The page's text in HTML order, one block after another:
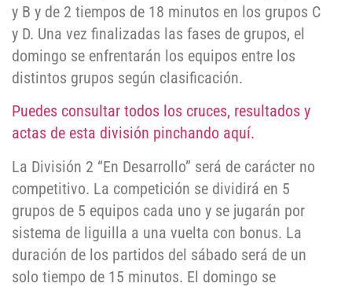
y B y de 2 tiempos de 18 minutos en los grupos C
y D. Una vez finalizadas las fases de grupos, el
domingo se enfrentarán los equipos entre los
distintos grupos según clasificación.
Puedes consultar todos los cruces, resultados y
actas de esta división pinchando aquí.
La División 2 “En Desarrollo” será de carácter no
competitivo. La competición se dividirá en 5
grupos de 5 equipos cada uno y se jugarán por
sistema de liguilla a una vuelta con bonus. La
duración de los partidos del sábado será de un
solo tiempo de 15 minutos. El domingo se